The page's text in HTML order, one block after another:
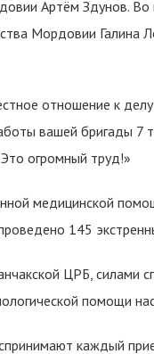
Артём Здунов. Во
Мордовии Галина
отношение к
вашей бригады
огромный труд!»
медицинской
145
ЦРБ, силами
помощи
каждый